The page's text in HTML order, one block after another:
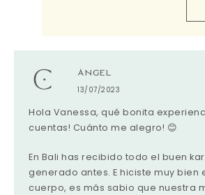
ÁNGEL
13/07/2023
Hola Vanessa, qué bonita
cuentas! Cuánto me alegro! 😊
En Bali has recibido todo el buen
generado antes. E hiciste muy bien
cuerpo, es más sabio que nuestra